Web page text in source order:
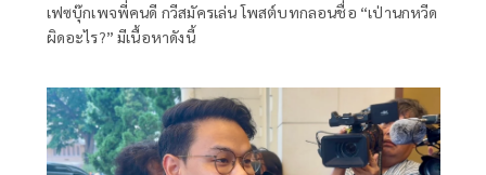
เฟซบุ๊กเพจพี่คนดี กวีสมัครเล่น โพสต์บทกลอนชื่อ “เป่านกหวีด
ผิดอะไร?” มีเนื้อหาดังนี้